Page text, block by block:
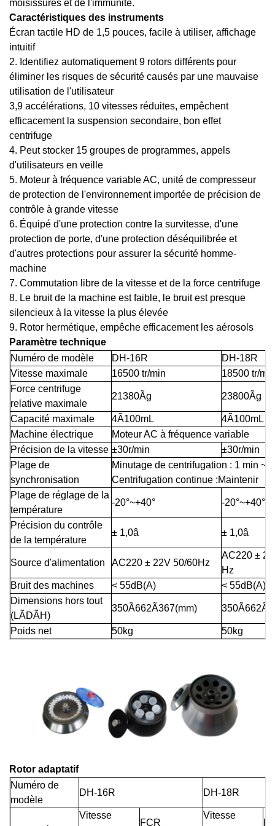
moisissures et de l'immunité.
Caractéristiques des instruments
Écran tactile HD de 1,5 pouces, facile à utiliser, affichage
intuitif
2. Identifiez automatiquement 9 rotors différents pour
éliminer les risques de sécurité causés par une mauvaise
utilisation de l'utilisateur
3,9 accélérations, 10 vitesses réduites, empêchent
efficacement la suspension secondaire, bon effet
centrifuge
4. Peut stocker 15 groupes de programmes, appels
d'utilisateurs en veille
5. Moteur à fréquence variable AC, unité de compresseur
de protection de l'environnement importée de précision de
contrôle à grande vitesse
6. Équipé d'une protection contre la survitesse, d'une
protection de porte, d'une protection déséquilibrée et
d'autres protections pour assurer la sécurité homme-
machine
7. Commutation libre de la vitesse et de la force centrifuge
8. Le bruit de la machine est faible, le bruit est presque
silencieux à la vitesse la plus élevée
9. Rotor hermétique, empêche efficacement les aérosols
Paramètre technique
Numéro de modèle
DH-16R
DH-18R
Vitesse maximale
16500 tr/min
18500 tr/min
Force centrifuge
relative maximale
21380Ãg 23800Ãg
Capacité maximale 4Ã100mL
4Ã100mL
Machine électrique
Moteur AC à fréquence variable
Précision de la vitesse ±30r/min
±30r/min
Plage de
synchronisation
Minutage de centrifugation : 1 min ~
Centrifugation continue :Maintenir
Plage de réglage de la
température
-20°~+40° -20°~+40°
Précision du contrôle
de la température
± 1,0â ± 1,0â
Source d'alimentation AC220 ± 22V 50/60Hz
AC220 ±
Hz
Bruit des machines
< 55dB(A)
< 55dB(A)
Dimensions hors tout
(LÃDÃH)
350Ã662Ã367(mm)
Poids net 50kg 50kg
Rotor adaptatif
Numéro de
modèle
DH-16R DH-18R
Vitesse
FCR
Vitesse